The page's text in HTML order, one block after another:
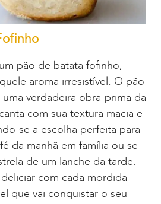
pão de batata fofinho,
aroma irresistível. O pão
verdadeira obra-prima da
com sua textura macia e
se a escolha perfeita para
da manhã em família ou se
de um lanche da tarde.
com cada mordida
que vai conquistar o seu